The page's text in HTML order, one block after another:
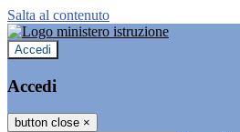
Salta al contenuto
Accedi
Accedi
button close ×